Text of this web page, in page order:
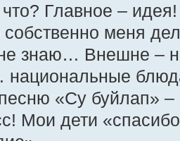
Главное –
меня
знаю… Внешне –
«Су буйлап» –
Мои дети